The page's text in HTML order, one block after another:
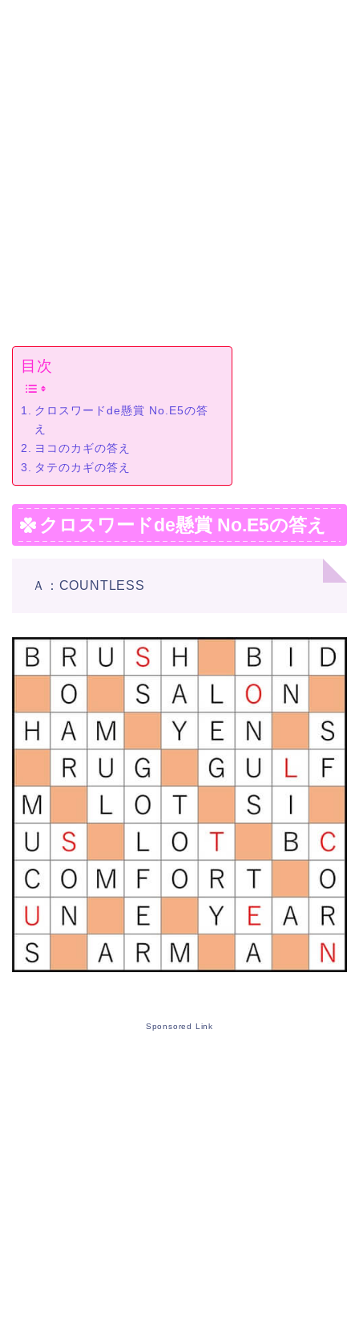
目次
クロスワードde懸賞 No.E5の答
え
ヨコのカギの答え
タテのカギの答え
クロスワードde懸賞 No.E5の答え
Ａ：COUNTLESS
Sponsored Link